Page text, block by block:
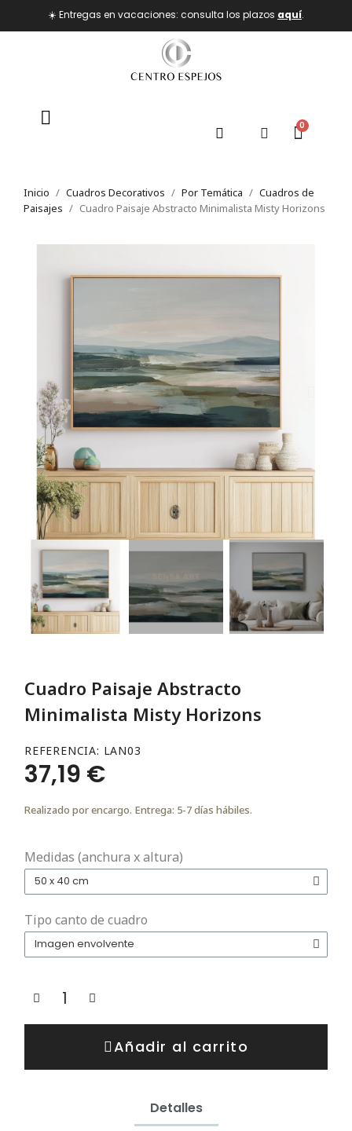
☀️ Entregas en vacaciones: consulta los plazos aquí.
Inicio Cuadros Decorativos Por Temática
Cuadros de
Paisajes
Cuadro Paisaje Abstracto Minimalista Misty Horizons
Cuadro Paisaje Abstracto
Minimalista Misty Horizons
REFERENCIA LAN03
37,19 €
Realizado por encargo. Entrega: 5-7 días hábiles.
Medidas (anchura x altura)
Tipo canto de cuadro
Añadir al carrito
Detalles